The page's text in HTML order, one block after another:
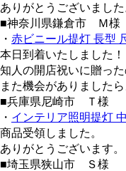
ありがとうございました
■神奈川県鎌倉市 Ｍ様
・ 赤ビニール提灯 長型
本日到着いたしました！
知人の開店祝いに贈っ
また機会がありました
■兵庫県尼崎市 Ｔ様
・ インテリア照明提灯 中
商品受領しました。
ありがとうございます。
■埼玉県狭山市 Ｓ様